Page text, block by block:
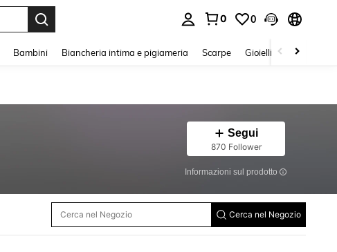
0 0
Bambini Biancheria intima e pigiameria Scarpe Gioielli E Accessori
Segui
870 Follower
Informazioni sul prodotto
Cerca nel Negozio